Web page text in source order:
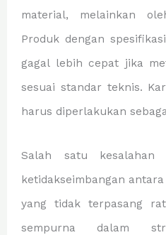
material, melainkan
Produk dengan
gagal lebih cepat jika
sesuai standar teknis.
harus diperlakukan
Salah satu kesalahan
ketidakseimbangan
yang tidak terpasang
sempurna dalam